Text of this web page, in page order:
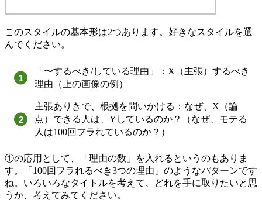
このスタイルの基本形は2つあります。好きなスタイルを選
んでください。
「〜するべき/している理由」：X（主張）するべき
理由（上の画像の例）
主張ありきで、根拠を問いかける：なぜ、X（論
点）できる人は、Yしているのか？（なぜ、モテる
人は100回フラれているのか？）
①の応用として、「理由の数」を入れるというのもありま
す。「100回フラれるべき3つの理由」のようなパターンです
ね。いろいろなタイトルを考えて、どれを手に取りたいと思
うか、考えてみてください。